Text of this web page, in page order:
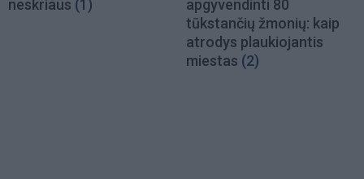
neskriaus (1)
apgyvendinti 80
tūkstančių žmonių: kaip
atrodys plaukiojantis
miestas (2)